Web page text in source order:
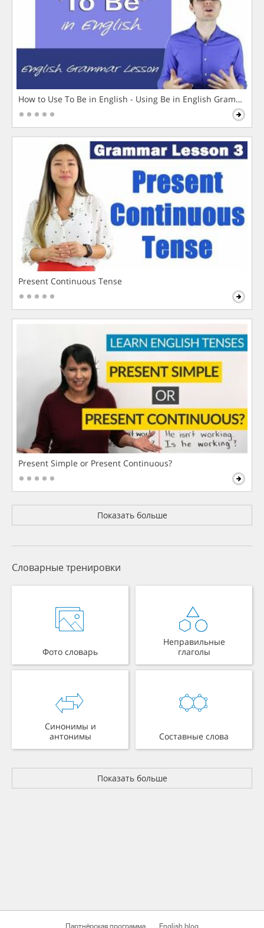
How to Use To Be in English - Using Be in English Grammar
Present Continuous Tense
Present Simple or Present Continuous?
Показать больше
Словарные тренировки
Фото словарь
Неправильные
глаголы
Синонимы и
антонимы
Составные слова
Показать больше
Партнёрская программа English blog